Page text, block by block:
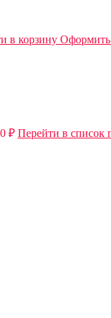
в корзину Оформить
0 ₽ Перейти в список